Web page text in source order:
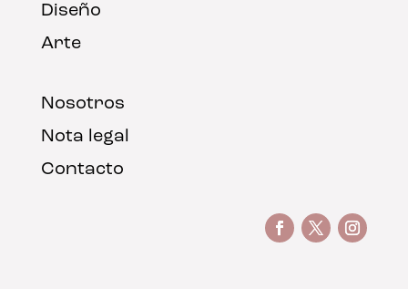
Diseño
Arte
Nosotros
Nota legal
Contacto